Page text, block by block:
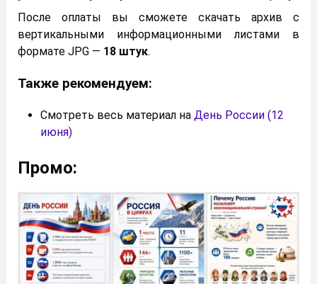
После оплаты вы сможете скачать архив с
вертикальными информационными листами в
формате JPG — 18 штук.
Также рекомендуем:
Смотреть весь материал на День России (12
июня)
Промо: